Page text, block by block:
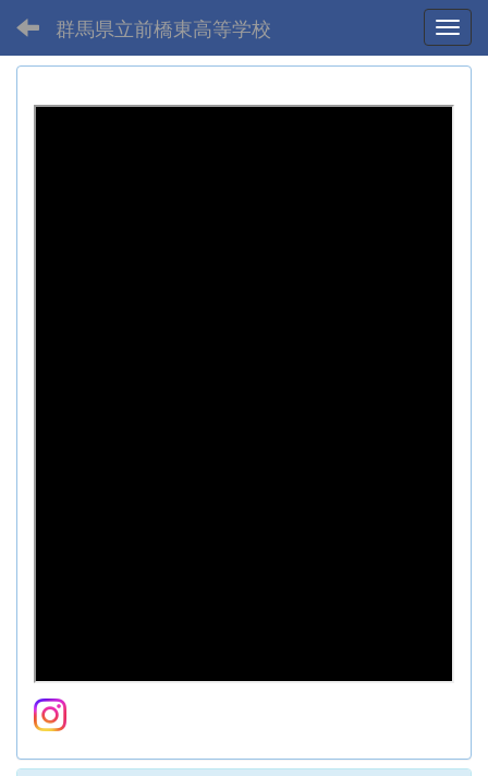
群馬県立前橋東高等学校